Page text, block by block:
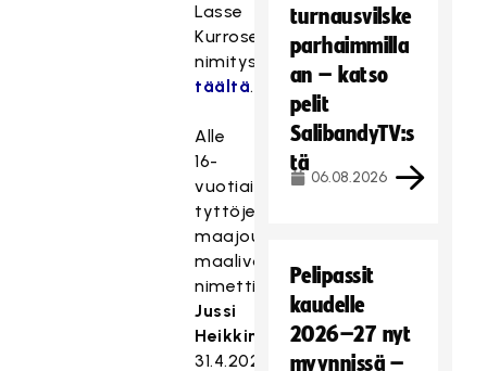
Lasse
Kurrosen
nimitysuutinen
täältä.
Alle
16-
vuotiaiden
tyttöjen
maajoukkueen
maalivahtivalmentajaksi
nimettiin
Jussi
Heikkinen
31.4.2021
turnausvilske
parhaimmilla
an – katso
pelit
SalibandyTV:s
tä
06.08.2026
Pelipassit
kaudelle
2026–27 nyt
myynnissä –